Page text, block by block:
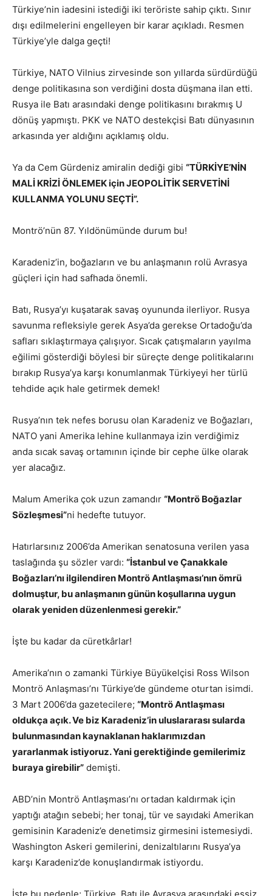
Türkiye’nin iadesini istediği iki teröriste sahip çıktı. Sınır
dışı edilmelerini engelleyen bir karar açıkladı. Resmen
Türkiye’yle dalga geçti!
Türkiye, NATO Vilnius zirvesinde son yıllarda sürdürdüğü
denge politikasına son verdiğini dosta düşmana ilan etti.
Rusya ile Batı arasındaki denge politikasını bırakmış U
dönüş yapmıştı. PKK ve NATO destekçisi Batı dünyasının
arkasında yer aldığını açıklamış oldu.
Ya da Cem Gürdeniz amiralin dediği gibi “TÜRKİYE’NİN
MALİ KRİZİ ÖNLEMEK için JEOPOLİTİK SERVETİNİ
KULLANMA YOLUNU SEÇTİ”.
Montrö’nün 87. Yıldönümünde durum bu!
Karadeniz’in, boğazların ve bu anlaşmanın rolü Avrasya
güçleri için had safhada önemli.
Batı, Rusya’yı kuşatarak savaş oyununda ilerliyor. Rusya
savunma refleksiyle gerek Asya’da gerekse Ortadoğu’da
safları sıklaştırmaya çalışıyor. Sıcak çatışmaların yayılma
eğilimi gösterdiği böylesi bir süreçte denge politikalarını
bırakıp Rusya’ya karşı konumlanmak Türkiyeyi her türlü
tehdide açık hale getirmek demek!
Rusya’nın tek nefes borusu olan Karadeniz ve Boğazları,
NATO yani Amerika lehine kullanmaya izin verdiğimiz
anda sıcak savaş ortamının içinde bir cephe ülke olarak
yer alacağız.
Malum Amerika çok uzun zamandır “Montrö Boğazlar
Sözleşmesi”ni hedefte tutuyor.
Hatırlarsınız 2006’da Amerikan senatosuna verilen yasa
taslağında şu sözler vardı: “İstanbul ve Çanakkale
Boğazları’nı ilgilendiren Montrö Antlaşması’nın ömrü
dolmuştur, bu anlaşmanın günün koşullarına uygun
olarak yeniden düzenlenmesi gerekir.”
İşte bu kadar da cüretkârlar!
Amerika’nın o zamanki Türkiye Büyükelçisi Ross Wilson
Montrö Anlaşması’nı Türkiye’de gündeme oturtan isimdi.
3 Mart 2006’da gazetecilere; “Montrö Antlaşması
oldukça açık. Ve biz Karadeniz’in uluslararası sularda
bulunmasından kaynaklanan haklarımızdan
yararlanmak istiyoruz. Yani gerektiğinde gemilerimiz
buraya girebilir” demişti.
ABD’nin Montrö Antlaşması’nı ortadan kaldırmak için
yaptığı atağın sebebi; her tonaj, tür ve sayıdaki Amerikan
gemisinin Karadeniz’e denetimsiz girmesini istemesiydi.
Washington Askeri gemilerini, denizaltılarını Rusya’ya
karşı Karadeniz’de konuşlandırmak istiyordu.
İşte bu nedenle; Türkiye, Batı ile Avrasya arasındaki eşsiz